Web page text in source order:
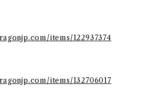
items/122937374
items/132706017